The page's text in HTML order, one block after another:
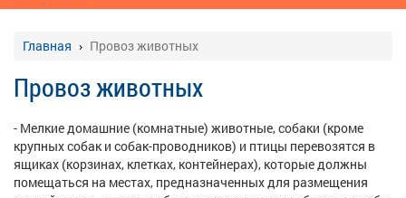
Главная Провоз животных
Провоз животных
- Мелкие домашние (комнатные) животные, собаки (кроме
крупных собак и собак-проводников) и птицы перевозятся в
ящиках (корзинах, клетках, контейнерах), которые должны
помещаться на местах, предназначенных для размещения